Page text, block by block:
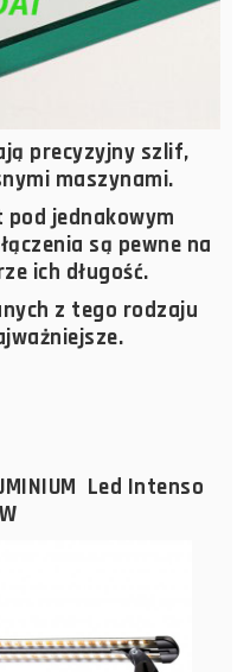
precyzyjny szlif,
maszynami.
pod jednakowym
są pewne na
ich długość.
z tego rodzaju
Led Intenso